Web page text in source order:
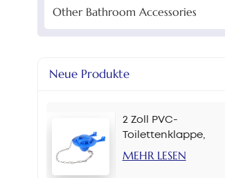
Other Bathroom Accessories
Neue Produkte
2 Zoll PVC-
Toilettenklappe,
mehrere Farben
MEHR LESEN